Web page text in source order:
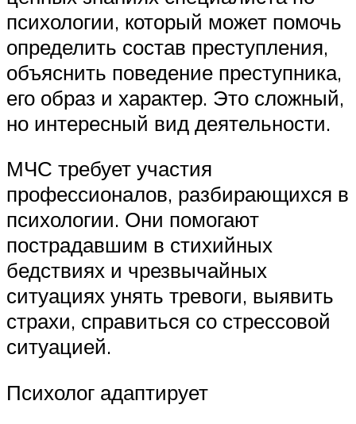
психологии, который может помочь
определить состав преступления,
объяснить поведение преступника,
его образ и характер. Это сложный,
но интересный вид деятельности.
МЧС требует участия
профессионалов, разбирающихся в
психологии. Они помогают
пострадавшим в стихийных
бедствиях и чрезвычайных
ситуациях унять тревоги, выявить
страхи, справиться со стрессовой
ситуацией.
Психолог адаптирует